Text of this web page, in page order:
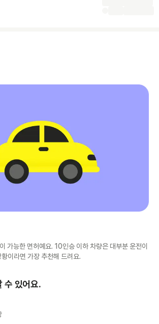
가능한 면허예요. 10인승 이하 차량은 대부분 운전이
이라면 가장 추천해 드려요.
수 있어요.